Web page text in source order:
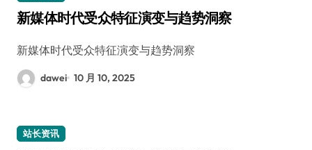
新媒体时代受众特征演变与趋势洞察
新媒体时代受众特征演变与趋势洞察
dawei 10 月 10, 2025
站长资讯